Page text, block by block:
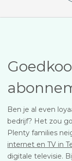
Ben je al even
bedrijf? Het zou
Plenty families
internet en TV in
digitale televisie.